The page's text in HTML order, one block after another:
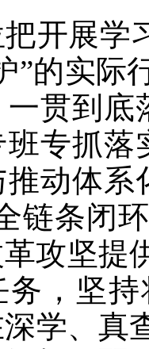
展学习
”的实际
贯到底
专抓落
动体系
链条闭
攻坚提
务，坚
学、真